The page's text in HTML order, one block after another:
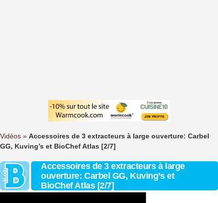
Vidéos » Accessoires de 3 extracteurs à large ouverture: Carbel
GG, Kuving’s et BioChef Atlas [2/7]
Accessoires de 3 extracteurs à large
ouverture: Carbel GG, Kuving’s et
BioChef Atlas [2/7]